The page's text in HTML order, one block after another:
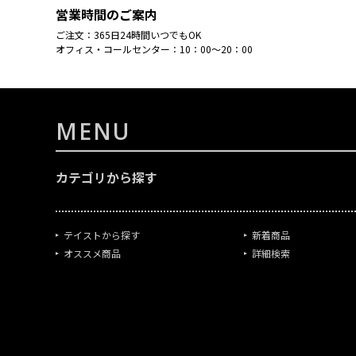
営業時間のご案内
ご注文：365日24時間いつでもOK
オフィス・コールセンター：10：00～20：00
MENU
カテゴリから探す
テイストから探す
オススメ商品
新着商品
詳細検索